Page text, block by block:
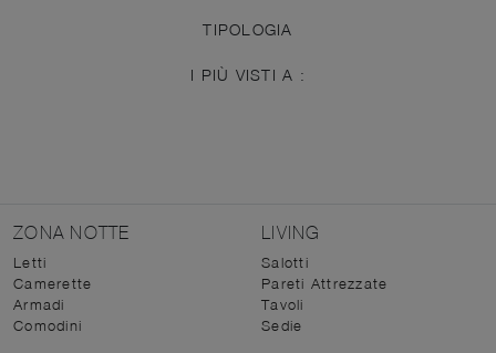
TIPOLOGIA
I PIÙ VISTI A :
ZONA NOTTE
Letti
Camerette
Armadi
Comodini
LIVING
Salotti
Pareti Attrezzate
Tavoli
Sedie